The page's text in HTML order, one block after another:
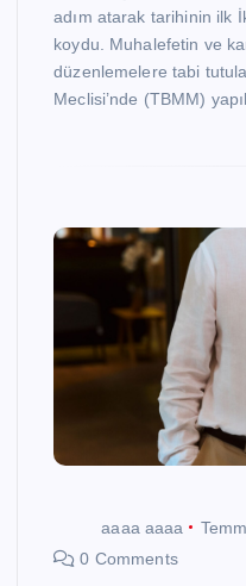
adım atarak tarihinin ilk
koydu. Muhalefetin ve
düzenlemelere tabi
Meclisi’nde (TBMM)
aaaa aaaa
0 Comments